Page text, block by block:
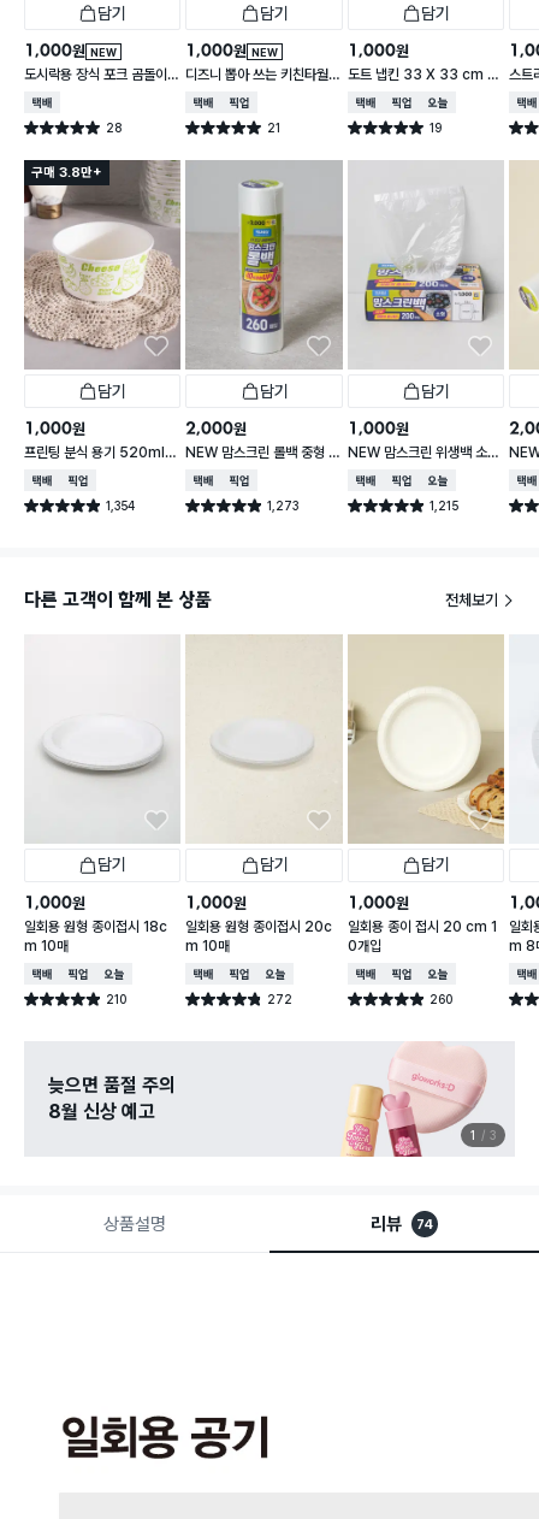
담기
NEW
1,000원
도시락용 장식 포크 곰돌이 1
0개입
택배배송
별점 5.0점 28
건 작성
담기
NEW
1,000원
디즈니 뽑아 쓰는 키친타월
2겹 150매입 체크
택배배송매장픽업
별점 5.0점 21
건 작성
담기
1,000원
도트 냅킨 33 X 33 cm 1
5매입
택배배송매장픽업오늘배송
별점 5.0점 19
건 작성
스트
cm
택배
별점
구매 3.8만+
담기
1,000원
프린팅 분식 용기 520ml 1
8개입
택배배송매장픽업
별점 4.9점 1,354
건 작성
담기
2,000원
NEW 맘스크린 롤백 중형 2
60매입
택배배송매장픽업
별점 4.9점 1,273
건 작성
담기
1,000원
NEW 맘스크린 위생백 소형
200매입
택배배송매장픽업오늘배송
별점 4.9점 1,215
건 작성
00
택배
별점
다른 고객이 함께 본 상품 전체보기
담기
1,000원
일회용 원형 종이접시 18c
m 10매
택배배송매장픽업오늘배송
별점 4.9점 210
건 작성
담기
1,000원
일회용 원형 종이접시 20c
m 10매
택배배송매장픽업오늘배송
별점 4.8점 272
건 작성
담기
1,000원
일회용 종이 접시 20 cm 1
0개입
택배배송매장픽업오늘배송
별점 4.9점 260
건 작성
일회
m 8
택배
별점
늦으면 품절 주의
8월 신상 예고
1 3
상품설명 리뷰 74